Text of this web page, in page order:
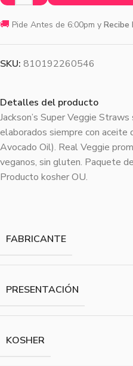
🚚 Pide Antes de 6:00pm y Recibe
SKU: 810192260546
Detalles del producto
Jackson’s Super Veggie
elaborados siempre con
Avocado Oil). Real Veggie
veganos, sin gluten. Paquete
Producto kosher OU.
FABRICANTE
PRESENTACIÓN
KOSHER